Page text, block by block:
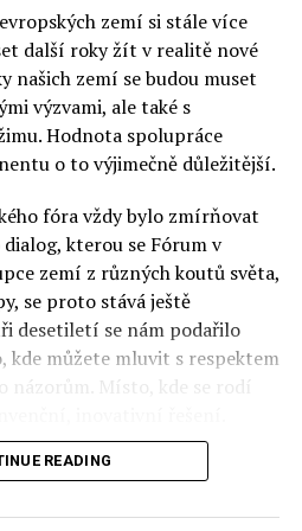
zámořských entit
společnosti skotských
zákona dovoleno
publikace účetnich údajů
deklarovaly vlastnickou
organizacemi
na ukrajinském
a financovala podporu pro
Právo a spravedlnost
rychle stala kritičkou této
předmětem zájmu kvůli
podrobnosti vycházely
zemí si stále více
další roky žít v realitě nové
našich zemí se budou muset
výzvami, ale také s
Hodnota spolupráce
o to výjimečně důležitější.
fóra vždy bylo zmírňovat
kterou se Fórum v
zemí z různých koutů světa,
se proto stává ještě
desetiletí se nám podařilo
můžete mluvit s respektem
názorům. Místo, kde se rodí
jejichž horizont činnosti je
dává šanci skutečně řešit
READING